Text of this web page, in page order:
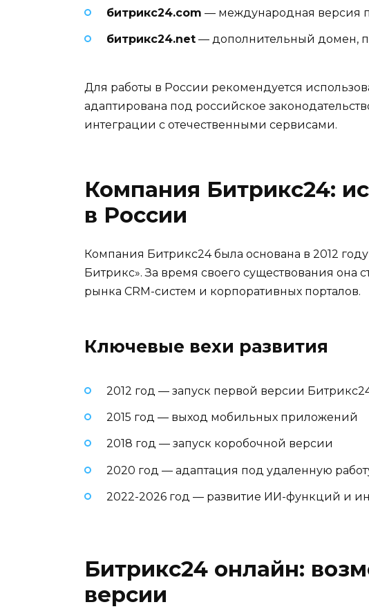
битрикс24.com — международная версия
битрикс24.net — дополнительный домен,
Для работы в России рекомендуется
адаптирована под российское
интеграции с отечественными сервисами.
Компания Битрикс24:
в России
Компания Битрикс24 была основана в 2012
Битрикс». За время своего существования она
рынка CRM-систем и корпоративных порталов.
Ключевые вехи развития
2012 год — запуск первой версии
2015 год — выход мобильных приложений
2018 год — запуск коробочной версии
2020 год — адаптация под удаленную
2022-2026 год — развитие ИИ-функций и
Битрикс24 онлайн:
версии